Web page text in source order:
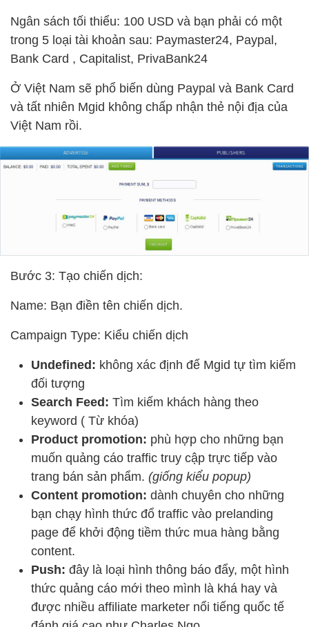
Ngân sách tối thiểu: 100 USD và bạn phải có một
trong 5 loại tài khoản sau: Paymaster24, Paypal,
Bank Card , Capitalist, PrivaBank24
Ở Việt Nam sẽ phổ biến dùng Paypal và Bank Card
và tất nhiên Mgid không chấp nhận thẻ nội địa của
Việt Nam rồi.
Bước 3: Tạo chiến dịch:
Name: Bạn điền tên chiến dịch.
Campaign Type: Kiểu chiến dịch
Undefined: không xác định để Mgid tự tìm kiếm
đối tượng
Search Feed: Tìm kiếm khách hàng theo
keyword ( Từ khóa)
Product promotion: phù hợp cho những bạn
muốn quảng cáo traffic truy cập trực tiếp vào
trang bán sản phẩm. (giống kiểu popup)
Content promotion: dành chuyên cho những
bạn chạy hình thức đổ traffic vào prelanding
page để khởi động tiềm thức mua hàng bằng
content.
Push: đây là loại hình thông báo đẩy, một hình
thức quảng cáo mới theo mình là khá hay và
được nhiều affiliate marketer nổi tiếng quốc tế